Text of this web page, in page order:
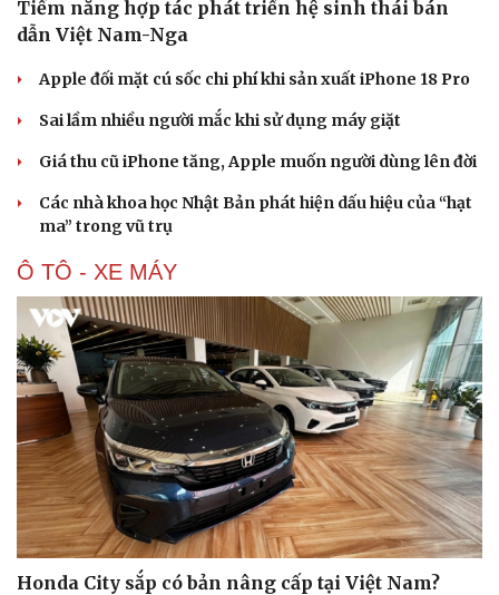
Văn hóa
Văn học
Âm nhạc
Di sản
Giải trí
Thời trang
Tiềm năng hợp tác phát triển hệ sinh thái bán
dẫn Việt Nam-Nga
Apple đối mặt cú sốc chi phí khi sản xuất iPhone 18 Pro
Sai lầm nhiều người mắc khi sử dụng máy giặt
Giá thu cũ iPhone tăng, Apple muốn người dùng lên đời
Các nhà khoa học Nhật Bản phát hiện dấu hiệu của “hạt
ma” trong vũ trụ
Ô TÔ - XE MÁY
Honda City sắp có bản nâng cấp tại Việt Nam?